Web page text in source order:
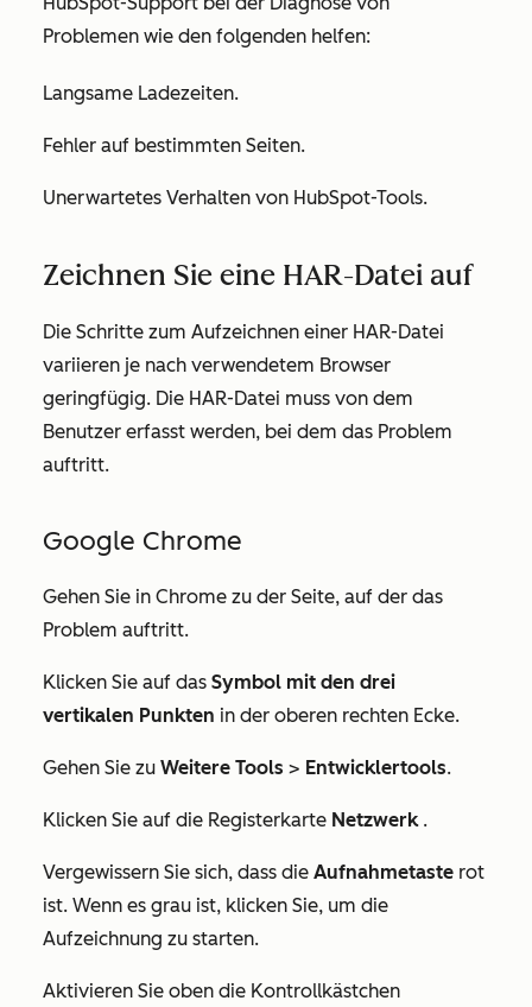
Problemen wie den folgenden helfen:
Langsame Ladezeiten.
Fehler auf bestimmten Seiten.
Unerwartetes Verhalten von HubSpot-Tools.
Zeichnen Sie eine HAR-Datei auf
Die Schritte zum Aufzeichnen einer HAR-Datei
variieren je nach verwendetem Browser
geringfügig. Die HAR-Datei muss von dem
Benutzer erfasst werden, bei dem das Problem
auftritt.
Google Chrome
Gehen Sie in Chrome zu der Seite, auf der das
Problem auftritt.
Klicken Sie auf das Symbol mit den drei
vertikalen Punkten in der oberen rechten Ecke.
Gehen Sie zu Weitere Tools > Entwicklertools.
Klicken Sie auf die Registerkarte Netzwerk.
Vergewissern Sie sich, dass die Aufnahmetaste rot
ist. Wenn es grau ist, klicken Sie, um die
Aufzeichnung zu starten.
Aktivieren Sie oben die Kontrollkästchen